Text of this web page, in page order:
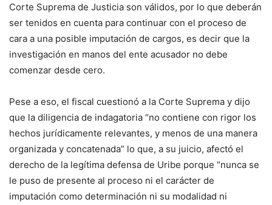
Corte Suprema de Justicia son válidos, por lo que deberán
ser tenidos en cuenta para continuar con el proceso de
cara a una posible imputación de cargos, es decir que la
investigación en manos del ente acusador no debe
comenzar desde cero.
Pese a eso, el fiscal cuestionó a la Corte Suprema y dijo
que la diligencia de indagatoria “no contiene con rigor los
hechos jurídicamente relevantes, y menos de una manera
organizada y concatenada” lo que, a su juicio, afectó el
derecho de la legítima defensa de Uribe porque “nunca se
le puso de presente al proceso ni el carácter de
imputación como determinación ni su modalidad ni